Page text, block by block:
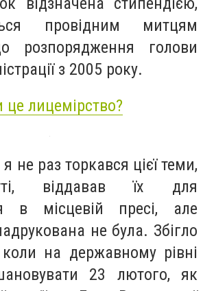
провідним митцям
розпорядження голови
з 2005 року.
це лицемірство?
не раз торкався цієї теми,
віддавав їх для
в місцевій пресі, але
не була. Збігло
на державному рівні
23 лютого, як